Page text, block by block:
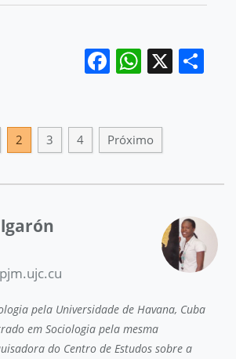
Facebook
X
2 3 4 Próximo
pela Universidade de Havana, Cuba
em Sociologia pela mesma
do Centro de Estudos sobre a